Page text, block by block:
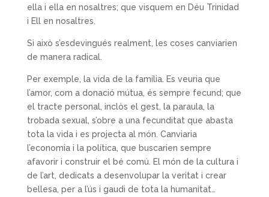
ella i ella en nosaltres; que visquem en Déu Trinidad
i Ell en nosaltres.
Si això s’esdevingués realment, les coses canviarien
de manera radical.
Per exemple, la vida de la família. Es veuria que
l’amor, com a donació mútua, és sempre fecund; que
el tracte personal, inclòs el gest, la paraula, la
trobada sexual, s’obre a una fecunditat que abasta
tota la vida i es projecta al món. Canviaria
l’economia i la política, que buscarien sempre
afavorir i construir el bé comú. El món de la cultura i
de l’art, dedicats a desenvolupar la veritat i crear
bellesa, per a l’ús i gaudi de tota la humanitat…